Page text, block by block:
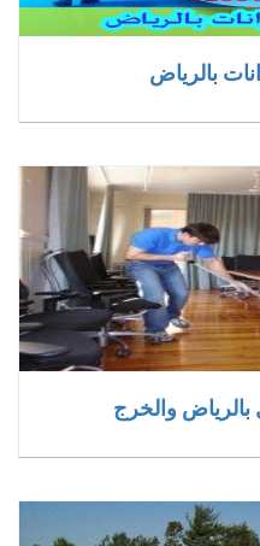
بالرياض
والخرج